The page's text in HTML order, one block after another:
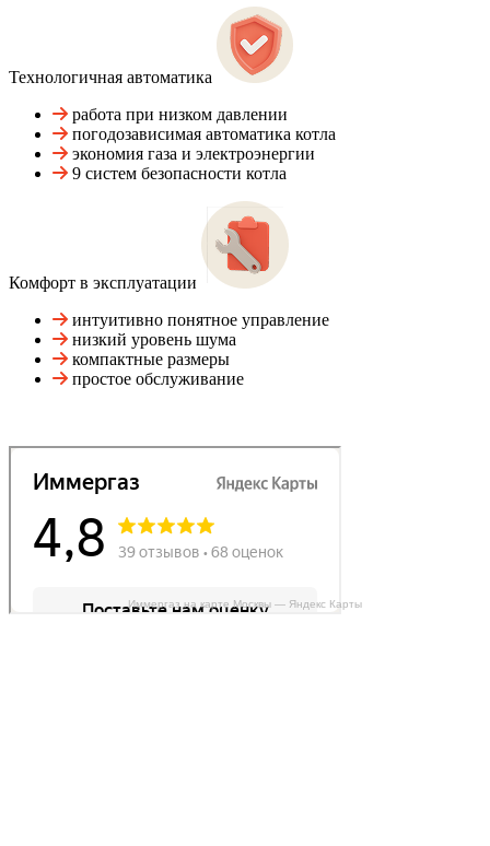
Технологичная автоматика
работа при низком давлении
погодозависимая автоматика котла
экономия газа и электроэнергии
9 систем безопасности котла
Комфорт в эксплуатации
интуитивно понятное управление
низкий уровень шума
компактные размеры
простое обслуживание
Иммергаз на карте Москвы — Яндекс Карты